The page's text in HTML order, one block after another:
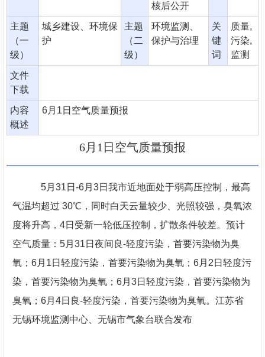
核后公开
主题
（一
级）
城乡建设、环境保
护
主题
（二
级）
环境监测、
保护与治理
关
键
词
质量,
污染,
监测
文件
下载
内容
概述
6月1日空气质量预报
6月1日空气质量预报
5月31日-6月3日我市近地面处于弱高压控制，最高
气温均超过 30℃，同时白天云量较少、光照较强，臭氧浓
度将升高，4日受新一轮低压控制，扩散条件较差。预计
空气质量：5月31日夜间良-轻度污染，首要污染物为臭
氧；6月1日轻度污染，首要污染物为臭氧；6月2日轻度污
染，首要污染物为臭氧；6月3日轻度污染，首要污染物为
臭氧；6月4日良-轻度污染，首要污染物为臭氧。江苏省
无锡环境监测中心、无锡市气象台联合发布